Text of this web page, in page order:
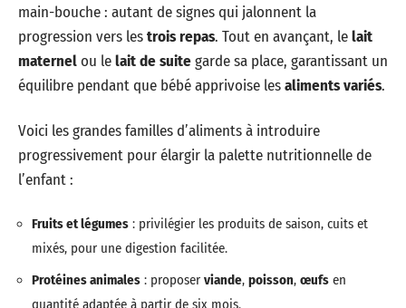
main-bouche : autant de signes qui jalonnent la
progression vers lestrois repas. Tout en avançant, lelait
maternelou lelait de suitegarde sa place, garantissant un
équilibre pendant que bébé apprivoise lesaliments variés.
Voici les grandes familles d’aliments à introduire
progressivement pour élargir la palette nutritionnelle de
l’enfant :
Fruits et légumes : privilégier les produits de saison, cuits et
mixés, pour une digestion facilitée.
Protéines animales : proposer viande, poisson, œufs en
quantité adaptée à partir de six mois.